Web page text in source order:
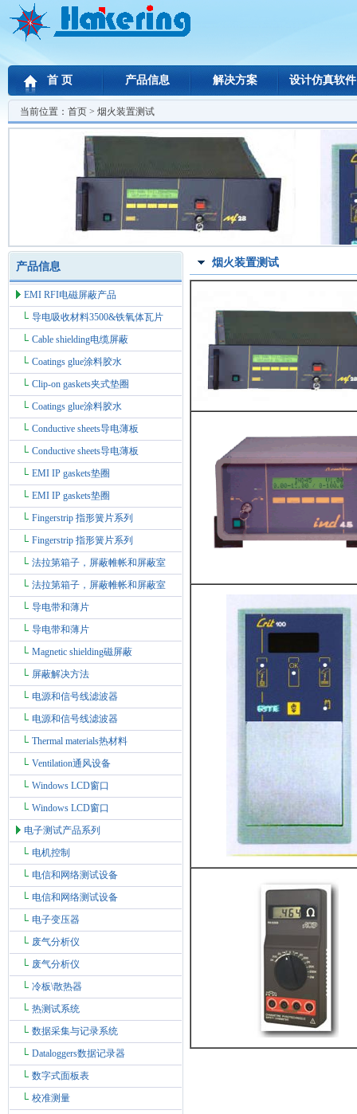
首 页 产品信息 解决方案 设计仿真软件
当前位置： 首页 > 烟火装置测试
产品信息
EMI RFI电磁屏蔽产品
导电吸收材料3500&铁氧体瓦片
Cable shielding电缆屏蔽
Coatings glue涂料胶水
Clip-on gaskets夹式垫圈
Coatings glue涂料胶水
Conductive sheets导电薄板
Conductive sheets导电薄板
EMI IP gaskets垫圈
EMI IP gaskets垫圈
Fingerstrip 指形簧片系列
Fingerstrip 指形簧片系列
法拉第箱子，屏蔽帷帐和屏蔽室
法拉第箱子，屏蔽帷帐和屏蔽室
导电带和薄片
导电带和薄片
Magnetic shielding磁屏蔽
屏蔽解决方法
电源和信号线滤波器
电源和信号线滤波器
Thermal materials热材料
Ventilation通风设备
Windows LCD窗口
Windows LCD窗口
电子测试产品系列
电机控制
电信和网络测试设备
电信和网络测试设备
电子变压器
废气分析仪
废气分析仪
冷板\散热器
热测试系统
数据采集与记录系统
Dataloggers数据记录器
数字式面板表
校准测量
烟火装置测试